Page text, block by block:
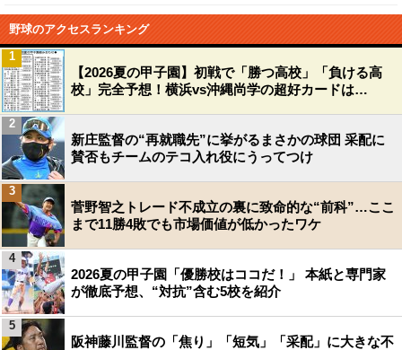
野球のアクセスランキング
【2026夏の甲子園】初戦で「勝つ高校」「負ける高
校」完全予想！横浜vs沖縄尚学の超好カードは…
1
新庄監督の“再就職先”に挙がるまさかの球団 采配に
賛否もチームのテコ入れ役にうってつけ
2
菅野智之トレード不成立の裏に致命的な“前科”…ここ
まで11勝4敗でも市場価値が低かったワケ
3
2026夏の甲子園「優勝校はココだ！」 本紙と専門家
が徹底予想、“対抗”含む5校を紹介
4
阪神藤川監督の「焦り」「短気」「采配」に大きな不
5